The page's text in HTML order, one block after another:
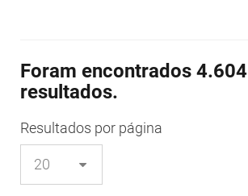
Boas práticas de investigação
Boas práticas de laboratório
Boas práticas regulamentares
Certificação
Foram encontrados 4.604
resultados.
Resultados por página